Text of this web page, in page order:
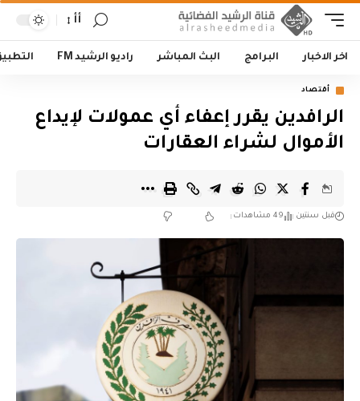
أأ
اخر الاخبار البرامج البث المباشر راديو الرشيد FM
أقتصاد
‏الرافدين يقرر إعفاء أي عمولات لإيداع
الأموال لشراء العقارات
قبل سنتين 49 مشاهدات